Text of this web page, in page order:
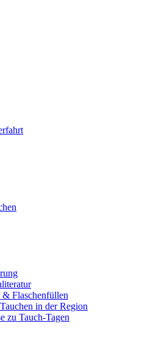
Flaschenfüllen
in der Region
zu Tauch-Tagen